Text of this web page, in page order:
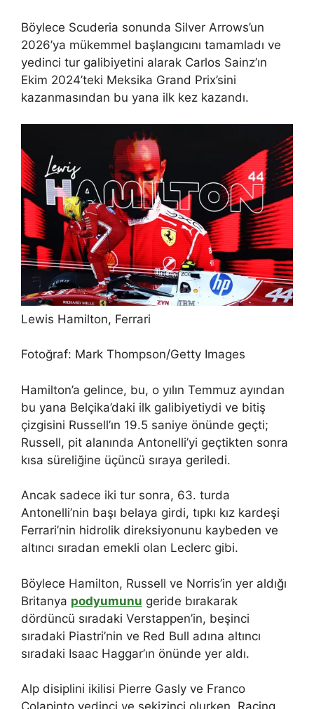
Böylece Scuderia sonunda Silver Arrows’un
2026’ya mükemmel başlangıcını tamamladı ve
yedinci tur galibiyetini alarak Carlos Sainz’ın
Ekim 2024’teki Meksika Grand Prix’sini
kazanmasından bu yana ilk kez kazandı.
Lewis Hamilton, Ferrari
Fotoğraf: Mark Thompson/Getty Images
Hamilton’a gelince, bu, o yılın Temmuz ayından
bu yana Belçika’daki ilk galibiyetiydi ve bitiş
çizgisini Russell’ın 19.5 saniye önünde geçti;
Russell, pit alanında Antonelli’yi geçtikten sonra
kısa süreliğine üçüncü sıraya geriledi.
Ancak sadece iki tur sonra, 63. turda
Antonelli’nin başı belaya girdi, tıpkı kız kardeşi
Ferrari’nin hidrolik direksiyonunu kaybeden ve
altıncı sıradan emekli olan Leclerc gibi.
Böylece Hamilton, Russell ve Norris’in yer aldığı
Britanya podyumunu geride bırakarak
dördüncü sıradaki Verstappen’in, beşinci
sıradaki Piastri’nin ve Red Bull adına altıncı
sıradaki Isaac Haggar’ın önünde yer aldı.
Alp disiplini ikilisi Pierre Gasly ve Franco